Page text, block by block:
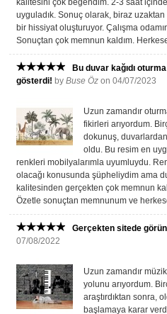
uyguladık. Sonuç olarak, biraz uzaktan
bir hissiyat oluşturuyor. Çalışma
Sonuçtan çok memnun kaldım.
Bu duvar kağıdı
gösterdi! byBuse Öz on 04/07/2023
Uzun zamandır
fikirleri arıyordum.
dokunuş,
oldu. Bu resim en
renkleri mobilyalarımla uyumluydu.
olacağı konusunda şüpheliydim ama
kalitesinden gerçekten çok memnun
Özetle sonuçtan memnunum ve
Gerçekten sitede
07/08/2022
Uzun zamandır
yolunu arıyordum.
araştırdıktan sonra,
başlamaya karar